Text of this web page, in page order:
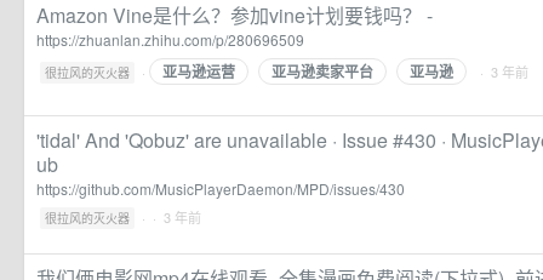
Amazon Vine是什么？参加vine计划要钱吗？ -
https://zhuanlan.zhihu.com/p/280696509
很拉风的灭火器 · 亚马逊运营 亚马逊卖家平台 亚马逊 · 3 年前
'tidal' And 'Qobuz' are unavailable · Issue #430 ·
ub
https://github.com/MusicPlayerDaemon/MPD/issues/430
很拉风的灭火器 · · 3 年前